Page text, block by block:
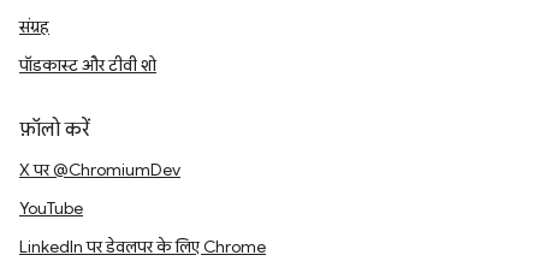
संग्रह
पॉडकास्ट और टीवी शो
फ़ॉलो करें
X पर @ChromiumDev
YouTube
LinkedIn पर डेवलपर के लिए Chrome